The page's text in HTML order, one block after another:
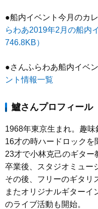
●船内イベント今月の
らわあ2019年2月の船内
746.8KB）
●さんふらわあ船内イベ
ント情報一覧
鱸さんプロフィール
1968年東京生まれ。趣味
16才の時ハードロックを
23才で小林克己のギター
卒業後、スタジオミュー
その後、フリーのギタリ
またオリジナルギターイ
のライブ活動も開始。